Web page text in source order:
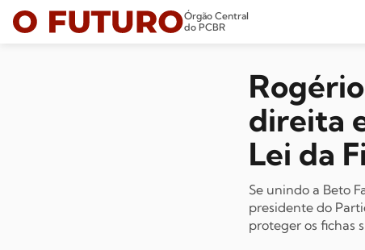
Órgão Central
do PCBR
direita
Lei da
Se unindo a Beto
presidente do
proteger os fichas